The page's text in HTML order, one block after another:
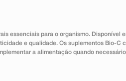
essenciais para o organismo. Disponível
e qualidade. Os suplementos Bio-C
a alimentação quando